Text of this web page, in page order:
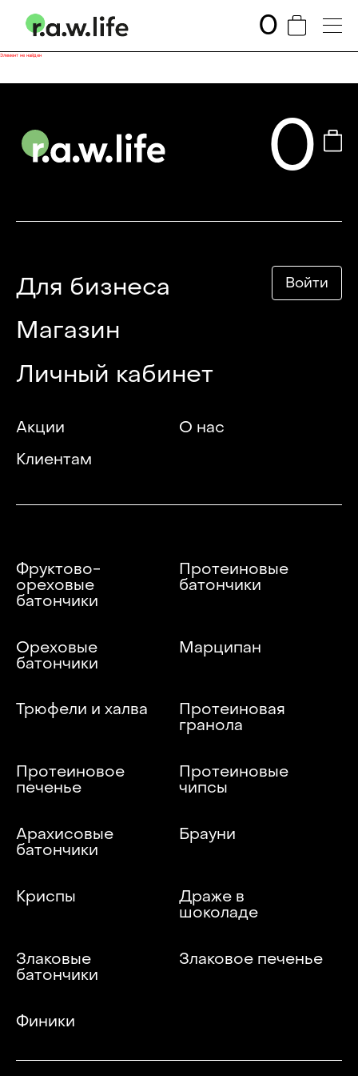
0
Элемент не найден
0
Личный кабинет
Магазин
Для бизнеса Войти
Акции
О нас
Клиентам
Фруктово-
ореховые
батончики
Протеиновые
батончики
Ореховые
батончики
Марципан
Трюфели и халва
Протеиновая
гранола
Протеиновое
печенье
Протеиновые
чипсы
Арахисовые
батончики
Брауни
Криспы
Драже в
шоколаде
Злаковые
батончики
Злаковое печенье
Финики